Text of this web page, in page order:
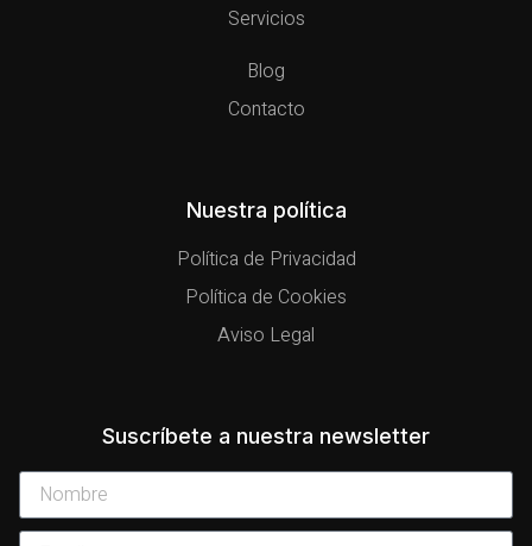
Servicios
Blog
Contacto
Nuestra política
Política de Privacidad
Política de Cookies
Aviso Legal
Suscríbete a nuestra newsletter